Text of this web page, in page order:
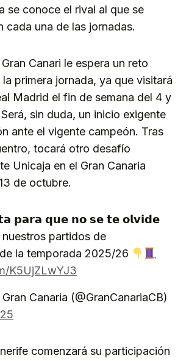
se conoce el rival al que se
cada una de las jornadas.
Canari le espera un reto
primera jornada, ya que visitará
Madrid el fin de semana del 4 y
sin duda, un inicio exigente
ante el vigente campeón. Tras
tocará otro desafío
Unicaja en el Gran Canaria
de octubre.
𝗽𝗮𝗿𝗮 𝗾𝘂𝗲 𝗻𝗼 𝘀𝗲 𝘁𝗲 𝗼𝗹𝘃𝗶𝗱𝗲
partidos de
de la temporada 2025/26
K5UjZLwYJ3
Canaria (@GranCanariaCB)
comenzará su participación